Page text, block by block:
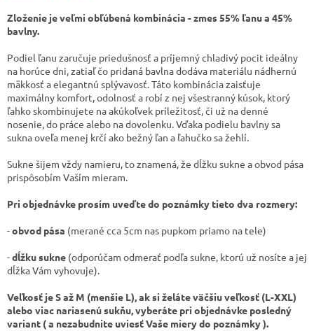
Zloženie je veľmi obľúbená kombinácia -zmes 55% ľanu a 45%
bavlny.
Podiel ľanu zaručuje priedušnosť a príjemný chladivý pocit ideálny
na horúce dni, zatiaľ čo pridaná bavlna dodáva materiálu nádhernú
mäkkosť a elegantnú splývavosť. Táto kombinácia zaisťuje
maximálny komfort, odolnosť a robí z nej všestranný kúsok, ktorý
ľahko skombinujete na akúkoľvek príležitosť, či už na denné
nosenie, do práce alebo na dovolenku. Vďaka podielu bavlny sa
sukna oveľa menej krčí ako bežný ľan a ľahučko sa žehlí.
Sukne šijem vždy namieru, to znamená, že dĺžku sukne a obvod pása
prispôsobím Vaším mieram.
Pri objednávke prosím uveďte do poznámky tieto dva rozmery:
-obvod pása (merané cca 5cm nas pupkom priamo na tele)
-dĺžku sukne (odporúčam odmerať podľa sukne, ktorú už nosíte a jej
dĺžka Vám vyhovuje).
Veľkosť je S až M (menšie L), ak si želáte väčšiu veľkosť (L-XXL)
alebo viac nariasenú sukňu, vyberáte pri objednávke posledný
variant ( a nezabudnite uviesť Vaše miery do poznámky ).